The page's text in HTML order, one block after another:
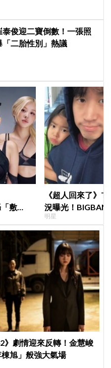
泰俊迎二寶倒數！一張照
「二胎性別」熱議
敷
體出席
《超人回來了》
況曝光！
長高超多，嚇我一
明星
》劇情迎來反轉！金慧峻
旭」般強大氣場